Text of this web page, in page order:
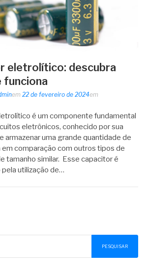
eletrolítico: descubra
funciona
em 22 de fevereiro de 2024em
é um componente fundamental
eletrônicos, conhecido por sua
armazenar uma grande quantidade de
comparação com outros tipos de
tamanho similar. Esse capacitor é
utilização de…
PESQUISAR